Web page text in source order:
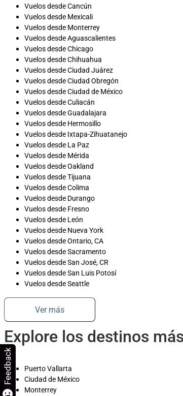
Vuelos desde Cancún
Vuelos desde Mexicali
Vuelos desde Monterrey
Vuelos desde Aguascalientes
Vuelos desde Chicago
Vuelos desde Chihuahua
Vuelos desde Ciudad Juárez
Vuelos desde Ciudad Obregón
Vuelos desde Ciudad de México
Vuelos desde Culiacán
Vuelos desde Guadalajara
Vuelos desde Hermosillo
Vuelos desde Ixtapa-Zihuatanejo
Vuelos desde La Paz
Vuelos desde Mérida
Vuelos desde Oakland
Vuelos desde Tijuana
Vuelos desde Colima
Vuelos desde Durango
Vuelos desde Fresno
Vuelos desde León
Vuelos desde Nueva York
Vuelos desde Ontario, CA
Vuelos desde Sacramento
Vuelos desde San José, CR
Vuelos desde San Luis Potosí
Vuelos desde Seattle
Ver más
Explore los destinos
Puerto Vallarta
Ciudad de México
Monterrey
Feedback